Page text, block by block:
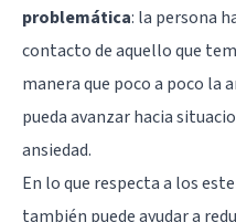
problemática: la persona
contacto de aquello que
manera que poco a poco la
pueda avanzar hacia
ansiedad.
En lo que respecta a los
también puede ayudar a